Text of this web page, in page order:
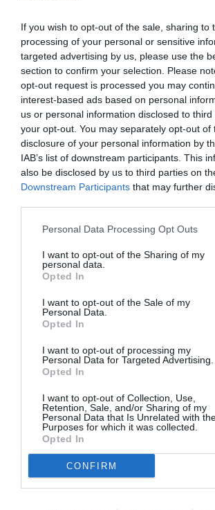
If you wish to opt-out of the sale, sharing to
processing of your personal or sensitive
targeted advertising by us, please use the
section to confirm your selection. Please
opt-out request is processed you may
interest-based ads based on personal
us or personal information disclosed to
your opt-out. You may separately opt-out of
disclosure of your personal information by
IAB’s list of downstream participants. This
also be disclosed by us to third parties on
Downstream Participants that may further
Personal Data Processing Opt Outs
I want to opt-out of the Sharing of my
personal data.
Opted In
I want to opt-out of the Sale of my
Personal Data.
Opted In
I want to opt-out of processing my
Personal Data for Targeted Advertising.
Opted In
I want to opt-out of Collection, Use,
Retention, Sale, and/or Sharing of my
Personal Data that Is Unrelated with
Purposes for which it was collected.
Opted In
CONFIRM
Ανοικτό Θέατρο Δήμου Λευκάδας –
Αγγέλου Σικελιανού 31
Τρι, 4/8 | 21:30
Δημοτικό Κηποθέατρο “Γιάννης
Τετ, 5/8 | 21:30
Ανοιχτό Θέατρο Μεσολογγίου –
Αιτωλοακαρνανία
Επαρχιακή Οδός Μεσολογγίου
27, 302 00, Μεσολόγγι
Πεμ, 6/8 | 21:30
Θέατρο «Γ. Παππάς» – Αίγιο, Αχαΐα
Ν. Πλαστήρα 19 και Κανελλοπούλου
Παρ, 7/8 | 21:30
Σπάρτης & Αλαγονίας, Καλαμάτα 241
Σαβ, 8/8 | 21:30
Θέατρο “Παντελής Ζερβός” –
Dexameni Park, Chatzopoulou 50,
Τρι, 18/8 | 21:00
Ευριπίδειο Θέατρο Σαλαμίνας –
Τετ, 19/8 | 21:00
Αθλητικό & Πολιτιστικό Πάρκο
Μάκρη, Αττική
Λεωφόρος Μαραθώνος
Πεμ, 20/8 | 21:00
Τεχνολογικό και Πολιτιστικό
Αττική
Παρ, 21/8 | 21:00
Θέατρο Ορέστης Μακρής – Χαλκίδα,
Δευ, 24/8 | 21:00
Θέατρο Ανατολικής Τάφρου – Χανιά